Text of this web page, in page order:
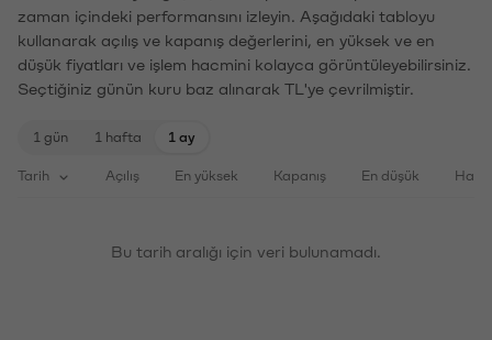
zaman içindeki performansını izleyin. Aşağıdaki tabloyu
kullanarak açılış ve kapanış değerlerini, en yüksek ve en
düşük fiyatları ve işlem hacmini kolayca görüntüleyebilirsiniz.
Seçtiğiniz günün kuru baz alınarak TL'ye çevrilmiştir.
1 gün 1 hafta 1 ay
Tarih Açılış En yüksek Kapanış En düşük
Bu tarih aralığı için veri bulunamadı.